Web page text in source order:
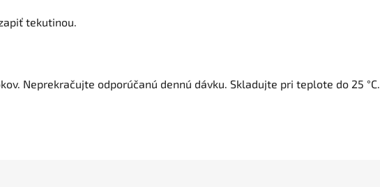
tekutinou.
Neprekračujte odporúčanú dennú dávku. Skladujte pri teplote do 25 °C.